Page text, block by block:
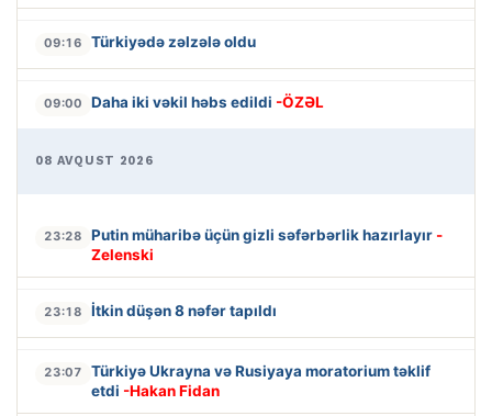
09:16 Türkiyədə zəlzələ oldu
09:00 Daha iki vəkil həbs edildi -ÖZƏL
08 AVQUST 2026
23:28 Putin müharibə üçün gizli səfərbərlik hazırlayır -
Zelenski
23:18 İtkin düşən 8 nəfər tapıldı
23:07
Türkiyə Ukrayna və Rusiyaya moratorium təklif
etdi -Hakan Fidan